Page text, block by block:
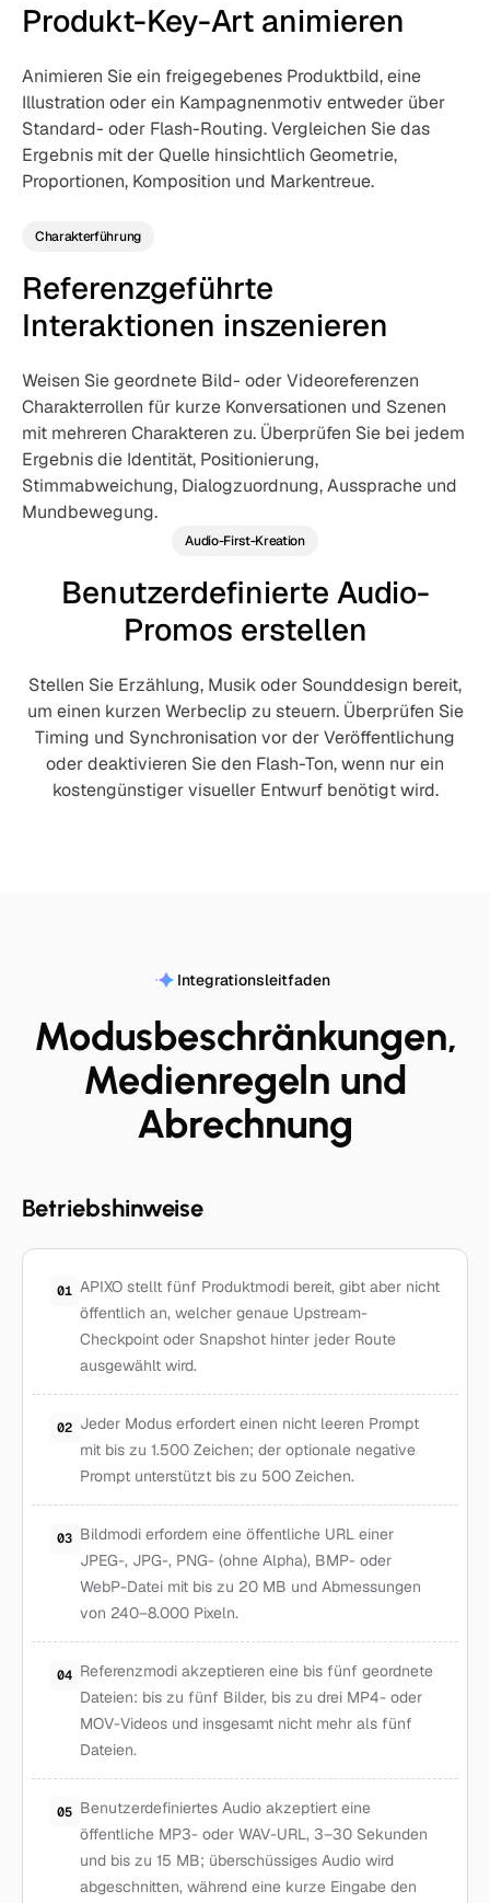
Produkt-Key-Art animieren
Animieren Sie ein freigegebenes Produktbild, eine
Illustration oder ein Kampagnenmotiv entweder über
Standard- oder Flash-Routing. Vergleichen Sie das
Ergebnis mit der Quelle hinsichtlich Geometrie,
Proportionen, Komposition und Markentreue.
Charakterführung
Referenzgeführte
Interaktionen inszenieren
Weisen Sie geordnete Bild- oder Videoreferenzen
Charakterrollen für kurze Konversationen und Szenen
mit mehreren Charakteren zu. Überprüfen Sie bei jedem
Ergebnis die Identität, Positionierung,
Stimmabweichung, Dialogzuordnung, Aussprache und
Mundbewegung.
Audio-First-Kreation
Benutzerdefinierte Audio-
Promos erstellen
Stellen Sie Erzählung, Musik oder Sounddesign bereit,
um einen kurzen Werbeclip zu steuern. Überprüfen Sie
Timing und Synchronisation vor der Veröffentlichung
oder deaktivieren Sie den Flash-Ton, wenn nur ein
kostengünstiger visueller Entwurf benötigt wird.
Integrationsleitfaden
Modusbeschränkungen,
Medienregeln und
Abrechnung
Betriebshinweise
01 APIXO stellt fünf Produktmodi bereit, gibt aber nicht
öffentlich an, welcher genaue Upstream-
Checkpoint oder Snapshot hinter jeder Route
ausgewählt wird.
02 Jeder Modus erfordert einen nicht leeren Prompt
mit bis zu 1.500 Zeichen; der optionale negative
Prompt unterstützt bis zu 500 Zeichen.
03 Bildmodi erfordern eine öffentliche URL einer
JPEG-, JPG-, PNG- (ohne Alpha), BMP- oder
WebP-Datei mit bis zu 20 MB und Abmessungen
von 240–8.000 Pixeln.
04 Referenzmodi akzeptieren eine bis fünf geordnete
Dateien: bis zu fünf Bilder, bis zu drei MP4- oder
MOV-Videos und insgesamt nicht mehr als fünf
Dateien.
05 Benutzerdefiniertes Audio akzeptiert eine
öffentliche MP3- oder WAV-URL, 3–30 Sekunden
und bis zu 15 MB; überschüssiges Audio wird
abgeschnitten, während eine kurze Eingabe den